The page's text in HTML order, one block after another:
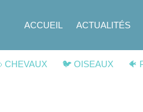
ACCUEIL ACTUALITÉS
CHEVAUX 🐦 OISEAUX 🐠